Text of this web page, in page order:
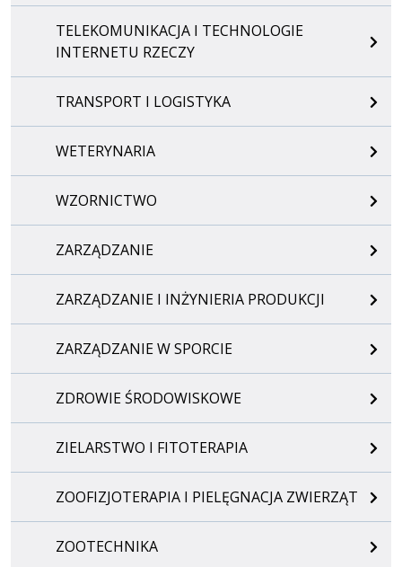
TELEKOMUNIKACJA I TECHNOLOGIE
INTERNETU RZECZY
TRANSPORT I LOGISTYKA
WETERYNARIA
WZORNICTWO
ZARZĄDZANIE
ZARZĄDZANIE I INŻYNIERIA PRODUKCJI
ZARZĄDZANIE W SPORCIE
ZDROWIE ŚRODOWISKOWE
ZIELARSTWO I FITOTERAPIA
ZOOFIZJOTERAPIA I PIELĘGNACJA ZWIERZĄT
ZOOTECHNIKA